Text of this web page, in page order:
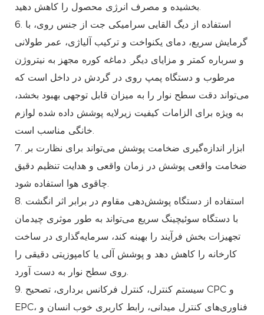
بخشیده و مصرف انرژی محصول را کاهش دهید.
6. استفاده از دیگ القایی سرامیکی جت از جنس روی، با
گرمایش سریع، دمای یکنواخت و ترکیب آلیاژی، عمر طولانی
و سرباره کمتر و مزایای دیگر. دماغه کوره مجهز به نیتروژن
مرطوب و دستگاه پمپ روی در گردش در داخل است که
می‌تواند دقت سطح نوار را به میزان قابل توجهی بهبود بخشد،
به ویژه برای الزامات کیفیت زیرلایه پوشش داده شده لوازم
خانگی مناسب است.
7. ابزار اندازه‌گیری ضخامت پوشش می‌تواند برای نظارت بر
ضخامت واقعی پوشش در زمان واقعی و هدایت تنظیم دقیق
چاقوی هوا استفاده شود.
8. استفاده از دستگاه پوشش‌دهی مقاوم در برابر اثر انگشت
با دستگاه سوئیچینگ سریع می‌تواند به طور موثری چیدمان
تجهیزات بخش فرآیند را بهینه کند، سرمایه‌گذاری در ساخت
کارخانه را کاهش دهد و پوشش آلی یا کامپوزیتی دقیقی را
روی سطح نوار به دست آورد.
9. سیستم کنترل، کنترل فرکانس برداری، تصحیح CPC و
EPC، فناوری‌های کنترل میدانی، رابط کاربری خوب انسان و